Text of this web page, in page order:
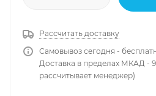
Рассчитать доставку
Самовывоз сегодня -
Доставка в пределах МКАД -
рассчитывает менеджер)